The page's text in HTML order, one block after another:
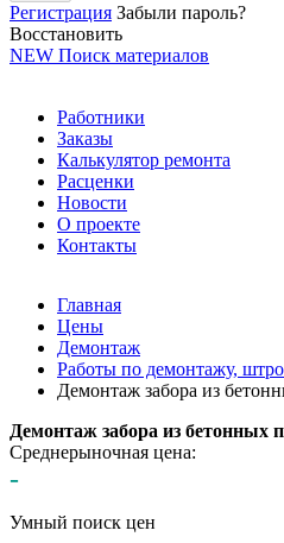
Регистрация Забыли пароль?
Восстановить
NEW Поиск материалов
Работники
Заказы
Калькулятор ремонта
Расценки
Новости
О проекте
Контакты
Главная
Цены
Демонтаж
Работы по демонтажу,
Демонтаж забора из
Демонтаж забора из бетонных
Среднерыночная цена:
-
Умный поиск цен